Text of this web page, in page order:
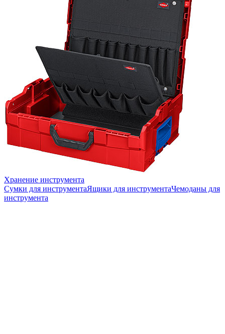
Хранение инструмента
Сумки для инструментаЯщики для инструментаЧемоданы для
инструмента